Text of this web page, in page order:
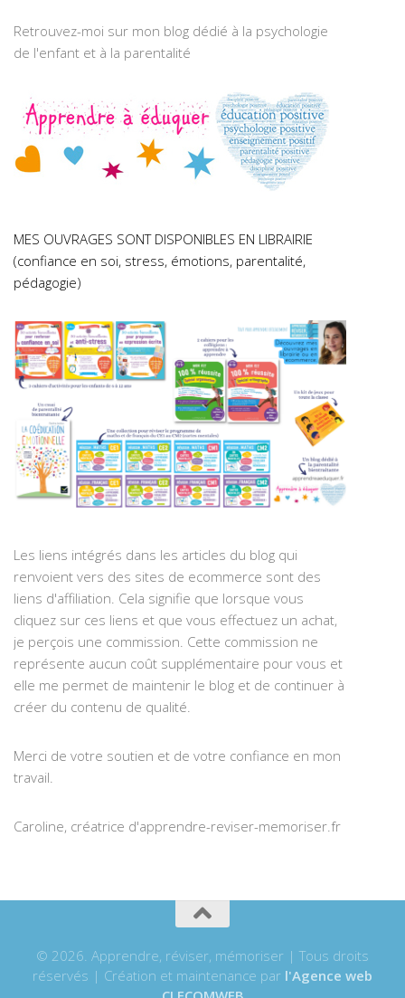
Retrouvez-moi sur mon blog dédié à la psychologie
de l'enfant et à la parentalité
MES OUVRAGES SONT DISPONIBLES EN LIBRAIRIE
(confiance en soi, stress, émotions, parentalité,
pédagogie)
Les liens intégrés dans les articles du blog qui
renvoient vers des sites de ecommerce sont des
liens d'affiliation. Cela signifie que lorsque vous
cliquez sur ces liens et que vous effectuez un achat,
je perçois une commission. Cette commission ne
représente aucun coût supplémentaire pour vous et
elle me permet de maintenir le blog et de continuer à
créer du contenu de qualité.
Merci de votre soutien et de votre confiance en mon
travail.
Caroline, créatrice d'apprendre-reviser-memoriser.fr
© 2026. Apprendre, réviser, mémoriser | Tous droits
réservés | Création et maintenance par l'Agence web